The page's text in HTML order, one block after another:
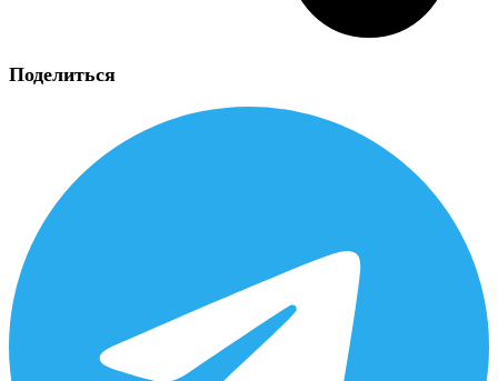
Поделиться